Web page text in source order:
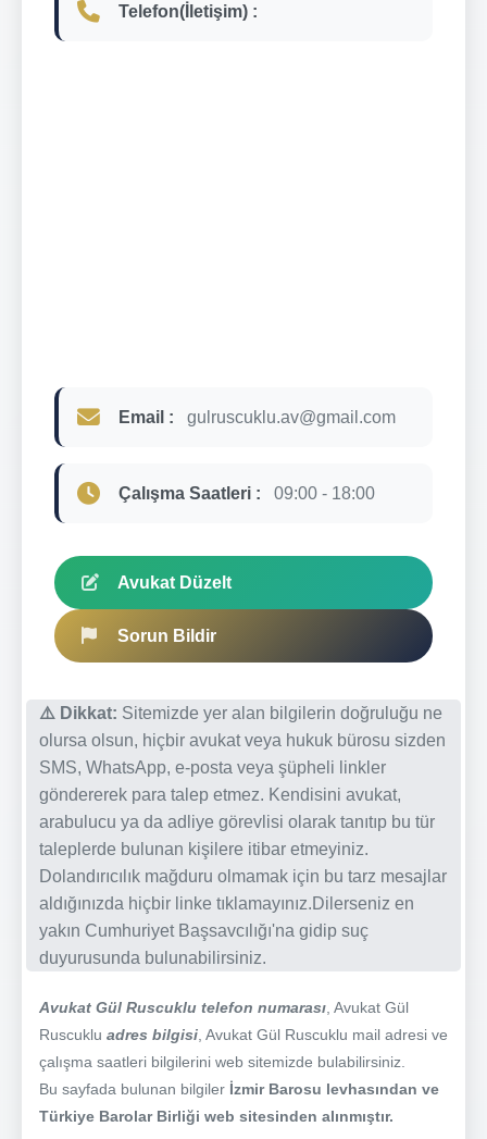
Telefon(İletişim) :
Email : gulruscuklu.av@gmail.com
Çalışma Saatleri : 09:00 - 18:00
Avukat Düzelt
Sorun Bildir
⚠️ Dikkat: Sitemizde yer alan bilgilerin doğruluğu ne
olursa olsun, hiçbir avukat veya hukuk bürosu sizden
SMS, WhatsApp, e-posta veya şüpheli linkler
göndererek para talep etmez. Kendisini avukat,
arabulucu ya da adliye görevlisi olarak tanıtıp bu tür
taleplerde bulunan kişilere itibar etmeyiniz.
Dolandırıcılık mağduru olmamak için bu tarz mesajlar
aldığınızda hiçbir linke tıklamayınız.Dilerseniz en
yakın Cumhuriyet Başsavcılığı'na gidip suç
duyurusunda bulunabilirsiniz.
Avukat Gül Ruscuklu telefon numarası , Avukat Gül
Ruscuklu adres bilgisi , Avukat Gül Ruscuklu mail adresi ve
çalışma saatleri bilgilerini web sitemizde bulabilirsiniz.
Bu sayfada bulunan bilgiler İzmir Barosu levhasından ve
Türkiye Barolar Birliği web sitesinden alınmıştır.